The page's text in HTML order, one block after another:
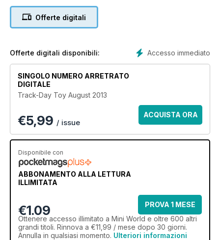
Offerte digitali
Accesso immediato
Offerte digitali disponibili:
SINGOLO NUMERO ARRETRATO
DIGITALE
Track-Day Toy August 2013
€5,99 / issue
ACQUISTA ORA
Disponibile con
ABBONAMENTO ALLA LETTURA
ILLIMITATA
€1.09
PROVA 1 MESE
Ottenere accesso illimitato a Mini World e oltre 600 altri
grandi titoli. Rinnova a €11,99 / mese dopo 30 giorni.
Annulla in qualsiasi momento. Ulteriori informazioni